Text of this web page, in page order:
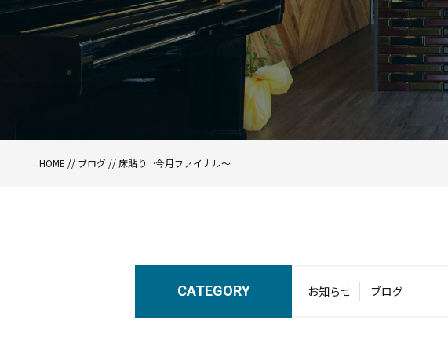
HOME // ブログ // 床貼り…今月ファイナル〜
CATEGORY お知らせ ブログ